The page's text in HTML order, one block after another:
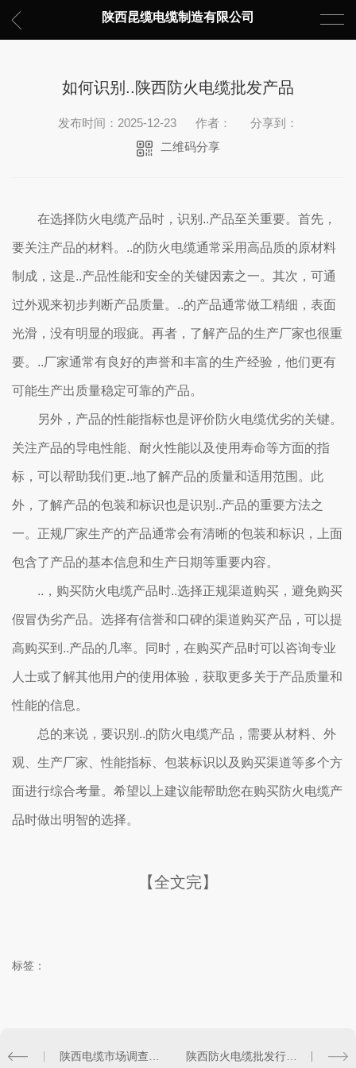
陕西昆缆电缆制造有限公司
如何识别..陕西防火电缆批发产品
发布时间：2025-12-23 作者：
分享到：
二维码分享
在选择防火电缆产品时，识别..产品至关重要。首先，
要关注产品的材料。..的防火电缆通常采用高品质的原材料
制成，这是..产品性能和安全的关键因素之一。其次，可通
过外观来初步判断产品质量。..的产品通常做工精细，表面
光滑，没有明显的瑕疵。再者，了解产品的生产厂家也很重
要。..厂家通常有良好的声誉和丰富的生产经验，他们更有
可能生产出质量稳定可靠的产品。
另外，产品的性能指标也是评价防火电缆优劣的关键。
关注产品的导电性能、耐火性能以及使用寿命等方面的指
标，可以帮助我们更..地了解产品的质量和适用范围。此
外，了解产品的包装和标识也是识别..产品的重要方法之
一。正规厂家生产的产品通常会有清晰的包装和标识，上面
包含了产品的基本信息和生产日期等重要内容。
..，购买防火电缆产品时..选择正规渠道购买，避免购买
假冒伪劣产品。选择有信誉和口碑的渠道购买产品，可以提
高购买到..产品的几率。同时，在购买产品时可以咨询专业
人士或了解其他用户的使用体验，获取更多关于产品质量和
性能的信息。
总的来说，要识别..的防火电缆产品，需要从材料、外
观、生产厂家、性能指标、包装标识以及购买渠道等多个方
面进行综合考量。希望以上建议能帮助您在购买防火电缆产
品时做出明智的选择。
【全文完】
标签：